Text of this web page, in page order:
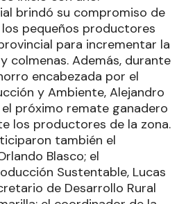
brindó su compromiso de
pequeños productores
para incrementar la
colmenas. Además, durante
encabezada por el
y Ambiente, Alejandro
próximo remate ganadero
los productores de la zona.
también el
Blasco; el
Sustentable, Lucas
de Desarrollo Rural